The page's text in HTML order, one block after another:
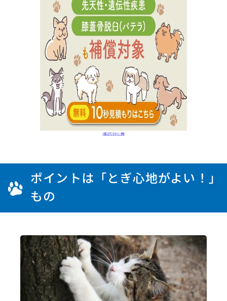
ポイントは「とぎ心地がよい！」
もの